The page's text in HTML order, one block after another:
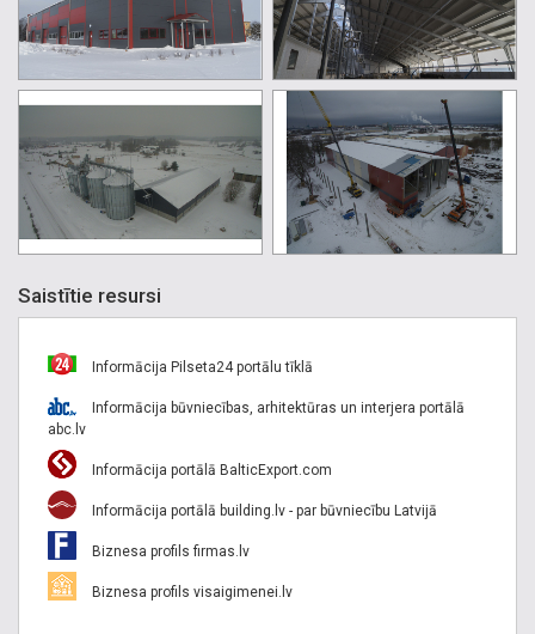
Saistītie resursi
Informācija Pilseta24 portālu tīklā
Informācija būvniecības, arhitektūras un interjera portālā
abc.lv
Informācija portālā BalticExport.com
Informācija portālā building.lv - par būvniecību Latvijā
Biznesa profils firmas.lv
Biznesa profils visaigimenei.lv